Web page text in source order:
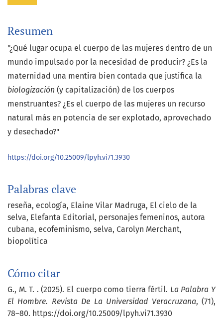
Palabras clave
reseña ecología Elaine Vilar Madruga El cielo de la
selva Elefanta Editorial personajes femeninos autora
cubana ecofeminismo selva Carolyn Merchant
biopolítica
Cómo citar
G., M. T. . (2025). El cuerpo como tierra fértil. La Palabra Y
El Hombre. Revista De La Universidad Veracruzana, (71),
78–80. https://doi.org/10.25009/lpyh.vi71.3930
Resumen
"¿Qué lugar ocupa el cuerpo de las mujeres dentro de un
mundo impulsado por la necesidad de producir? ¿Es la
maternidad una mentira bien contada que justifica la
biologización (y capitalización) de los cuerpos
menstruantes? ¿Es el cuerpo de las mujeres un recurso
natural más en potencia de ser explotado, aprovechado
y desechado?"
https://doi.org/10.25009/lpyh.vi71.3930